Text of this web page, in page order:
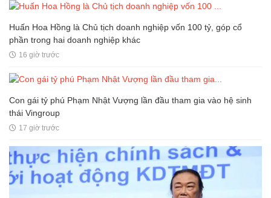
Huấn Hoa Hồng là Chủ tịch doanh nghiệp vốn 100 tỷ, góp cổ
phần trong hai doanh nghiệp khác
16 giờ trước
Con gái tỷ phú Phạm Nhật Vượng lần đầu tham gia vào hệ sinh
thái Vingroup
17 giờ trước